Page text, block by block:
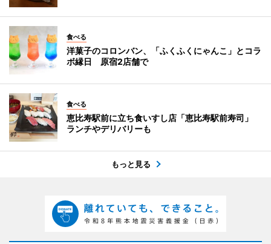
食べる
洋菓子のコロンバン、「ふくふくにゃんこ」とコラ
ボ縁日 原宿2店舗で
食べる
恵比寿駅前に立ち食いすし店「恵比寿駅前寿司」
ランチやデリバリーも
もっと見る